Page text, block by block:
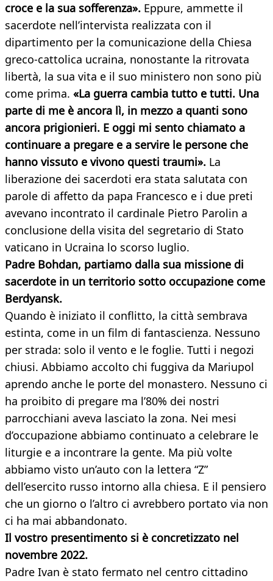
croce e la sua sofferenza». Eppure, ammette il
sacerdote nell’intervista realizzata con il
dipartimento per la comunicazione della Chiesa
greco-cattolica ucraina, nonostante la ritrovata
libertà, la sua vita e il suo ministero non sono più
come prima. «La guerra cambia tutto e tutti. Una
parte di me è ancora lì, in mezzo a quanti sono
ancora prigionieri. E oggi mi sento chiamato a
continuare a pregare e a servire le persone che
hanno vissuto e vivono questi traumi». La
liberazione dei sacerdoti era stata salutata con
parole di affetto da papa Francesco e i due preti
avevano incontrato il cardinale Pietro Parolin a
conclusione della visita del segretario di Stato
vaticano in Ucraina lo scorso luglio.
Padre Bohdan, partiamo dalla sua missione di
sacerdote in un territorio sotto occupazione come
Berdyansk.
Quando è iniziato il conflitto, la città sembrava
estinta, come in un film di fantascienza. Nessuno
per strada: solo il vento e le foglie. Tutti i negozi
chiusi. Abbiamo accolto chi fuggiva da Mariupol
aprendo anche le porte del monastero. Nessuno ci
ha proibito di pregare ma l’80% dei nostri
parrocchiani aveva lasciato la zona. Nei mesi
d’occupazione abbiamo continuato a celebrare le
liturgie e a incontrare la gente. Ma più volte
abbiamo visto un’auto con la lettera “Z”
dell’esercito russo intorno alla chiesa. E il pensiero
che un giorno o l’altro ci avrebbero portato via non
ci ha mai abbandonato.
Il vostro presentimento si è concretizzato nel
novembre 2022.
Padre Ivan è stato fermato nel centro cittadino